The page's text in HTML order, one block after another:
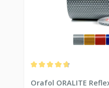
Orafol ORALITE